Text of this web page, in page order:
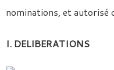
nominations, et autorisé
I. DELIBERATIONS